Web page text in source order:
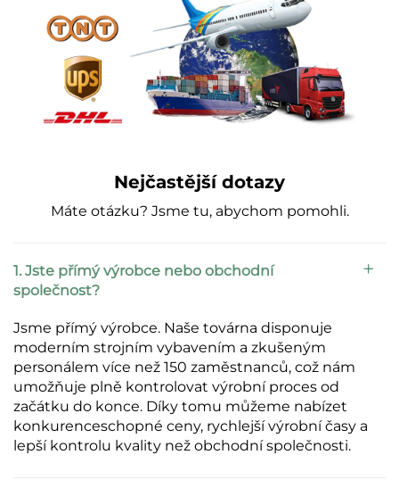
Nejčastější dotazy
Máte otázku? Jsme tu, abychom pomohli.
1. Jste přímý výrobce nebo obchodní
společnost?
Jsme přímý výrobce. Naše továrna disponuje
moderním strojním vybavením a zkušeným
personálem více než 150 zaměstnanců, což nám
umožňuje plně kontrolovat výrobní proces od
začátku do konce. Díky tomu můžeme nabízet
konkurenceschopné ceny, rychlejší výrobní časy a
lepší kontrolu kvality než obchodní společnosti.